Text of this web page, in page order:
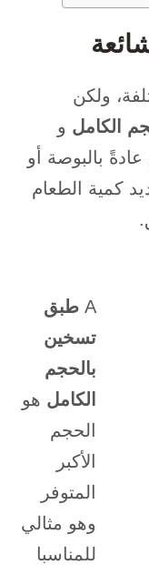
ولكن
الكامل و
بالبوصة أو
كمية الطعام
A طبق
تسخين
بالحجم
الكامل هو
الحجم
الأكبر
المتوفر
وهو مثالي
للمناسبا